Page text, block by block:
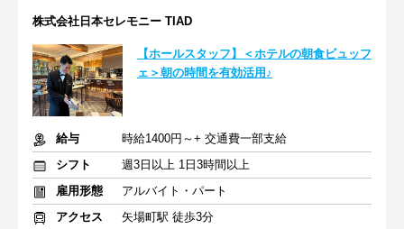
株式会社日本セレモニー TIAD
【ホールスタッフ】＜ホテルの朝食ビュッフ
ェ＞朝の時間を有効活用♪
給与
時給1400円～+ 交通費一部支給
シフト
週3日以上 1日3時間以上
雇用形態
アルバイト・パート
アクセス
矢場町駅 徒歩3分